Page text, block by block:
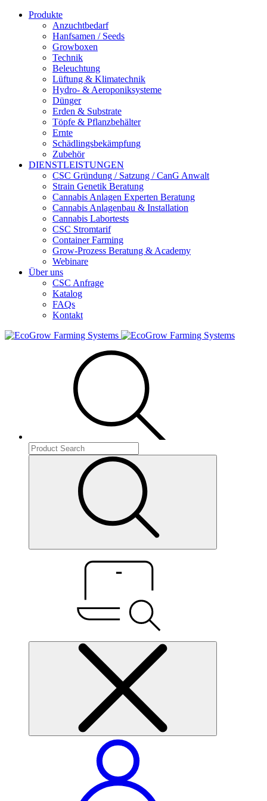
Produkte
Anzuchtbedarf
Hanfsamen / Seeds
Growboxen
Technik
Beleuchtung
Lüftung & Klimatechnik
Hydro- & Aeroponiksysteme
Dünger
Erden & Substrate
Töpfe & Pflanzbehälter
Ernte
Schädlingsbekämpfung
Zubehör
DIENSTLEISTUNGEN
CSC Gründung / Satzung / CanG Anwalt
Strain Genetik Beratung
Cannabis Anlagen Experten Beratung
Cannabis Anlagenbau & Installation
Cannabis Labortests
CSC Stromtarif
Container Farming
Grow-Prozess Beratung & Academy
Webinare
Über uns
CSC Anfrage
Katalog
FAQs
Kontakt